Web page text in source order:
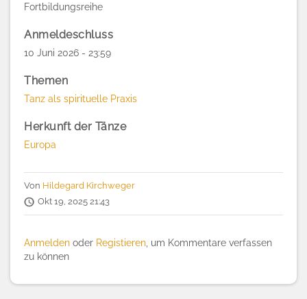
Fortbildungsreihe
Anmeldeschluss
10 Juni 2026 - 23:59
Themen
Tanz als spirituelle Praxis
Herkunft der Tänze
Europa
Von Hildegard Kirchweger
Okt 19, 2025 21:43
Anmelden oder Registieren , um Kommentare verfassen
zu können